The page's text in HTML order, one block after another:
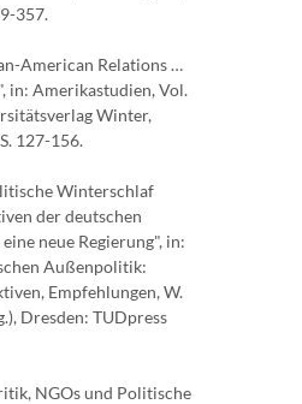
357.
American Relations …
in: Amerikastudien, Vol.
Winter,
127-156.
Winterschlaf
der deutschen
neue Regierung", in:
Außenpolitik:
Empfehlungen, W.
Dresden: TUDpress
NGOs und Politische